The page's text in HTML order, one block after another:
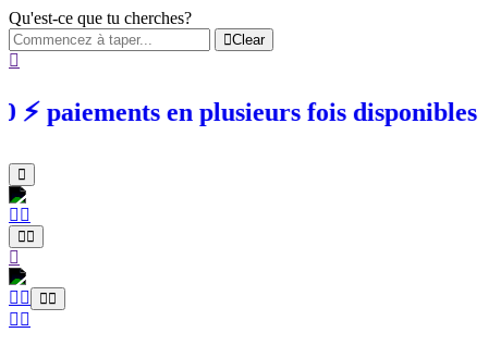
Qu'est-ce que tu cherches?
Clear
paiements en plusieurs fois